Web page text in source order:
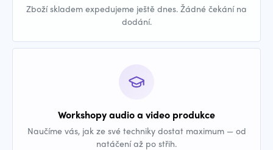
Zboží skladem expedujeme ještě dnes. Žádné čekání na
dodání.
Workshopy audio a video produkce
Naučíme vás, jak ze své techniky dostat maximum — od
natáčení až po střih.